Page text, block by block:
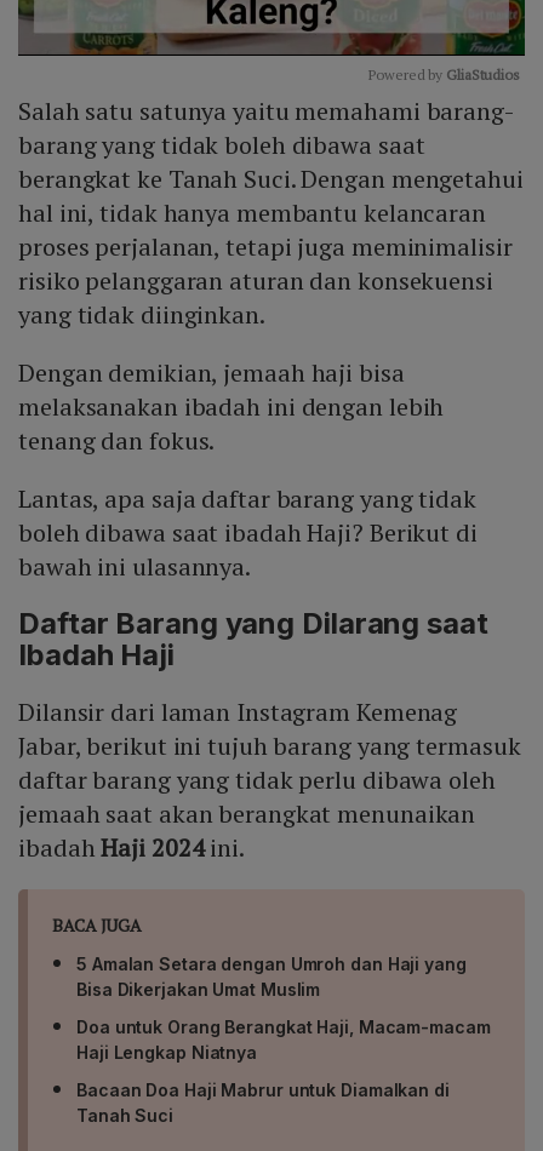
Mute
Powered by GliaStudios
Salah satu satunya yaitu memahami barang-
barang yang tidak boleh dibawa saat
berangkat ke Tanah Suci. Dengan mengetahui
hal ini, tidak hanya membantu kelancaran
proses perjalanan, tetapi juga meminimalisir
risiko pelanggaran aturan dan konsekuensi
yang tidak diinginkan.
Dengan demikian, jemaah haji bisa
melaksanakan ibadah ini dengan lebih
tenang dan fokus.
Lantas, apa saja daftar barang yang tidak
boleh dibawa saat ibadah Haji? Berikut di
bawah ini ulasannya.
Daftar Barang yang Dilarang saat
Ibadah Haji
Dilansir dari laman Instagram Kemenag
Jabar, berikut ini tujuh barang yang termasuk
daftar barang yang tidak perlu dibawa oleh
jemaah saat akan berangkat menunaikan
ibadahHaji 2024ini.
BACA JUGA
5 Amalan Setara dengan Umroh dan Haji yang
Bisa Dikerjakan Umat Muslim
Doa untuk Orang Berangkat Haji, Macam-macam
Haji Lengkap Niatnya
Bacaan Doa Haji Mabrur untuk Diamalkan di
Tanah Suci